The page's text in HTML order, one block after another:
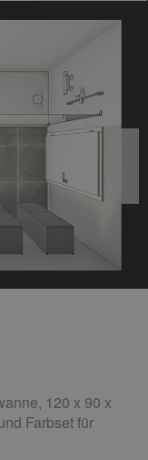
120 x 90 x
Farbset für